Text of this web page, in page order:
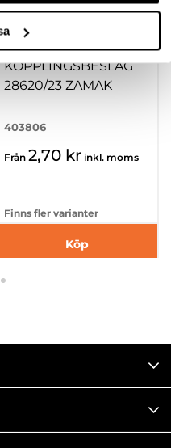
KOPPLINGSBESLAG
28620/23 ZAMAK
403806
Från 2,70 kr inkl. moms
Finns fler varianter
Köp